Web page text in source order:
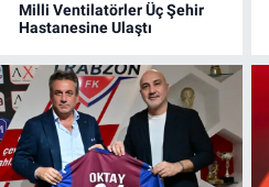
Milli Ventilatörler Üç Şehir
Hastanesine Ulaştı